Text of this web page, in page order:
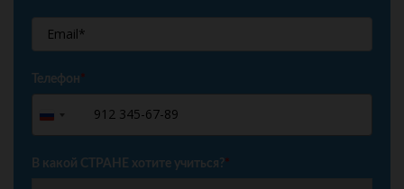
Телефон*
Russia
+7
В какой СТРАНЕ хотите учиться?*